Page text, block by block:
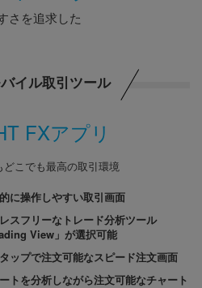
さを追求した
イル取引ツール
FXアプリ
どこでも最高の取引環境
に操作しやすい取引画面
スフリーなトレード分析ツール
View」が選択可能
ップで注文可能なスピード注文画面
トを分析しながら注文可能なチャート